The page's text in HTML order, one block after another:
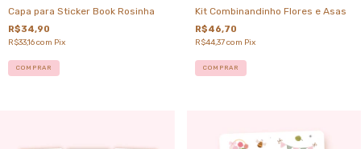
Capa para Sticker Book Rosinha
R$34,90
R$33,16com Pix
Kit Combinandinho Flores e Asas
R$46,70
R$44,37com Pix
COMPRAR